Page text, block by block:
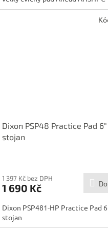
Dixon PSP48 Practice Pad
stojan
1 397 Kč bez DPH
1 690 Kč
Dixon PSP481-HP Practice Pad
stojan